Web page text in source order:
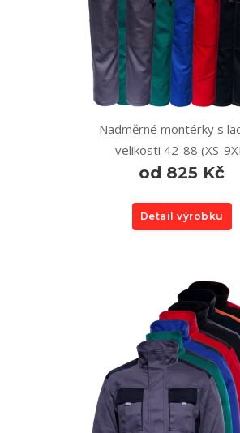
Nadměrné montérky s
velikosti 42-88 (XS-
od 825 Kč
Detail výrobku